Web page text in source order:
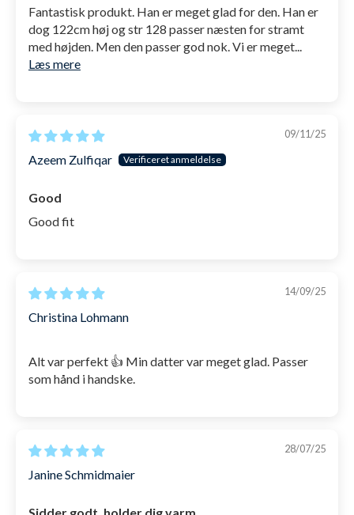
Fantastisk produkt. Han er meget glad for den. Han er
dog 122cm høj og str 128 passer næsten for stramt
med højden. Men den passer god nok. Vi er meget...
Læs mere
09/11/25
Azeem Zulfiqar
Good
Good fit
14/09/25
Christina Lohmann
Alt var perfekt 👍 Min datter var meget glad. Passer
som hånd i handske.
28/07/25
Janine Schmidmaier